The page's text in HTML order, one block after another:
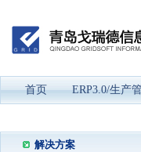
首页 ERP3.0/生产
解决方案